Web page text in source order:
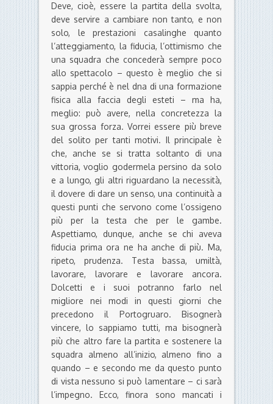
Deve, cioè, essere la partita della svolta,
deve servire a cambiare non tanto, e non
solo, le prestazioni casalinghe quanto
l’atteggiamento, la fiducia, l’ottimismo che
una squadra che concederà sempre poco
allo spettacolo – questo è meglio che si
sappia perché è nel dna di una formazione
fisica alla faccia degli esteti – ma ha,
meglio: può avere, nella concretezza la
sua grossa forza. Vorrei essere più breve
del solito per tanti motivi. Il principale è
che, anche se si tratta soltanto di una
vittoria, voglio godermela persino da solo
e a lungo, gli altri riguardano la necessità,
il dovere di dare un senso, una continuità a
questi punti che servono come l’ossigeno
più per la testa che per le gambe.
Aspettiamo, dunque, anche se chi aveva
fiducia prima ora ne ha anche di più. Ma,
ripeto, prudenza. Testa bassa, umiltà,
lavorare, lavorare e lavorare ancora.
Dolcetti e i suoi potranno farlo nel
migliore nei modi in questi giorni che
precedono il Portogruaro. Bisognerà
vincere, lo sappiamo tutti, ma bisognerà
più che altro fare la partita e sostenere la
squadra almeno all’inizio, almeno fino a
quando – e secondo me da questo punto
di vista nessuno si può lamentare – ci sarà
l’impegno. Ecco, finora sono mancati i